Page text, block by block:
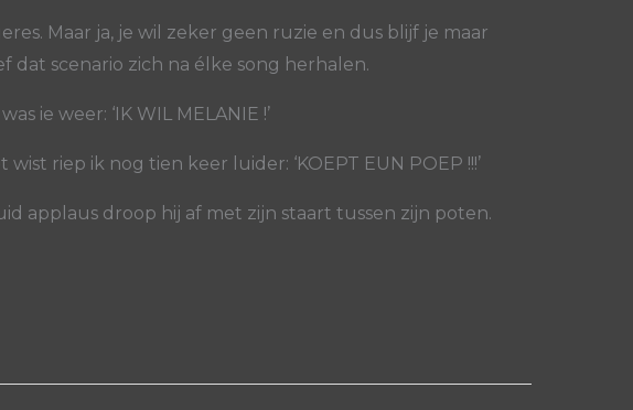
Maar ja, je wil zeker geen ruzie en dus blijf je maar
scenario zich na élke song herhalen.
ie weer: ‘IK WIL MELANIE !’
riep ik nog tien keer luider: ‘KOEPT EUN POEP !!!’
applaus droop hij af met zijn staart tussen zijn poten.